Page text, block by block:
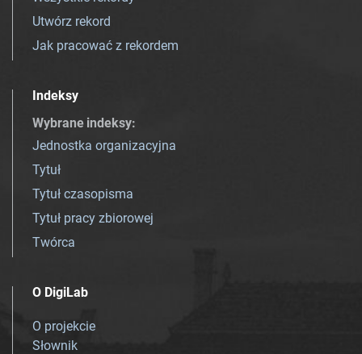
Utwórz rekord
Jak pracować z rekordem
Indeksy
Wybrane indeksy:
Jednostka organizacyjna
Tytuł
Tytuł czasopisma
Tytuł pracy zbiorowej
Twórca
O DigiLab
O projekcie
Słownik